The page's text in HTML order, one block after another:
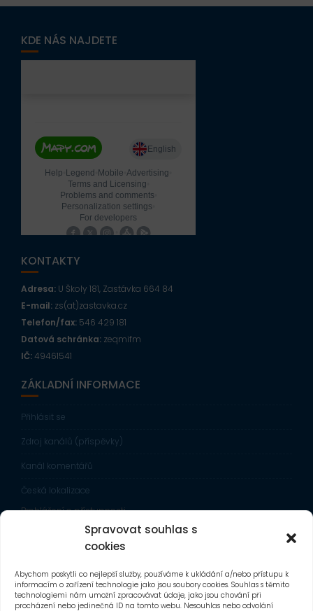
Spravovat souhlas s
cookies
Abychom poskytli co nejlepší služby, používáme k ukládání a/nebo přístupu k
informacím o zařízení technologie jako jsou soubory cookies. Souhlas s těmito
technologiemi nám umožní zpracovávat údaje, jako jsou chování při
procházení nebo jedinečná ID na tomto webu. Nesouhlas nebo odvolání
KDE NÁS NAJDETE
KONTAKTY
Adresa: U Školy 181, Zastávka 664 84
E-mail: zs(at)zastavka.cz
Telefon/fax: 546 429 181
Datová schránka: zeqmifm
IČ:49461541
ZÁKLADNÍ INFORMACE
Přihlásit se
Zdroj kanálů (příspěvky)
Kanál komentářů
Česká lokalizace
Prohlášení o přístupnosti
Zobrazit mapu stránek